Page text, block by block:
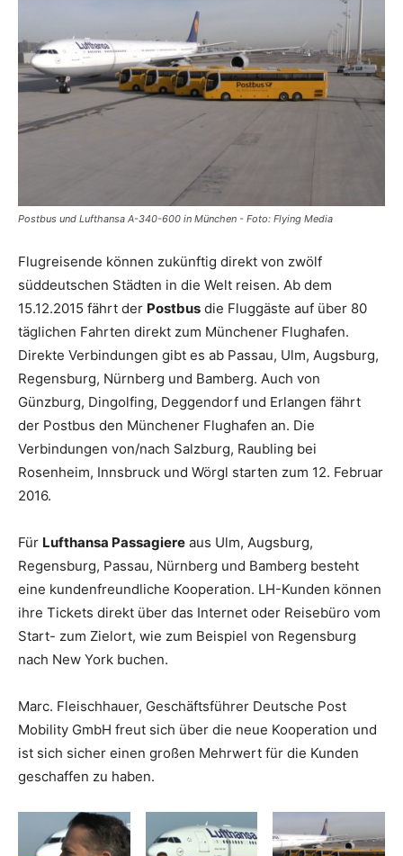
Reiseempfehlungen.
Postbus und Lufthansa A-340-600 in München - Foto: Flying Media
Flugreisende können zukünftig direkt von zwölf
süddeutschen Städten in die Welt reisen. Ab dem
15.12.2015 fährt der Postbus die Fluggäste auf über 80
täglichen Fahrten direkt zum Münchener Flughafen.
Direkte Verbindungen gibt es ab Passau, Ulm, Augsburg,
Regensburg, Nürnberg und Bamberg. Auch von
Günzburg, Dingolfing, Deggendorf und Erlangen fährt
der Postbus den Münchener Flughafen an. Die
Verbindungen von/nach Salzburg, Raubling bei
Rosenheim, Innsbruck und Wörgl starten zum 12. Februar
2016.
Für Lufthansa Passagiere aus Ulm, Augsburg,
Regensburg, Passau, Nürnberg und Bamberg besteht
eine kundenfreundliche Kooperation. LH-Kunden können
ihre Tickets direkt über das Internet oder Reisebüro vom
Start- zum Zielort, wie zum Beispiel von Regensburg
nach New York buchen.
Marc. Fleischhauer, Geschäftsführer Deutsche Post
Mobility GmbH freut sich über die neue Kooperation und
ist sich sicher einen großen Mehrwert für die Kunden
geschaffen zu haben.